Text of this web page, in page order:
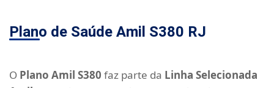
Plano de Saúde Amil S380 RJ
O Plano Amil S380 faz parte da Linha Selecionada